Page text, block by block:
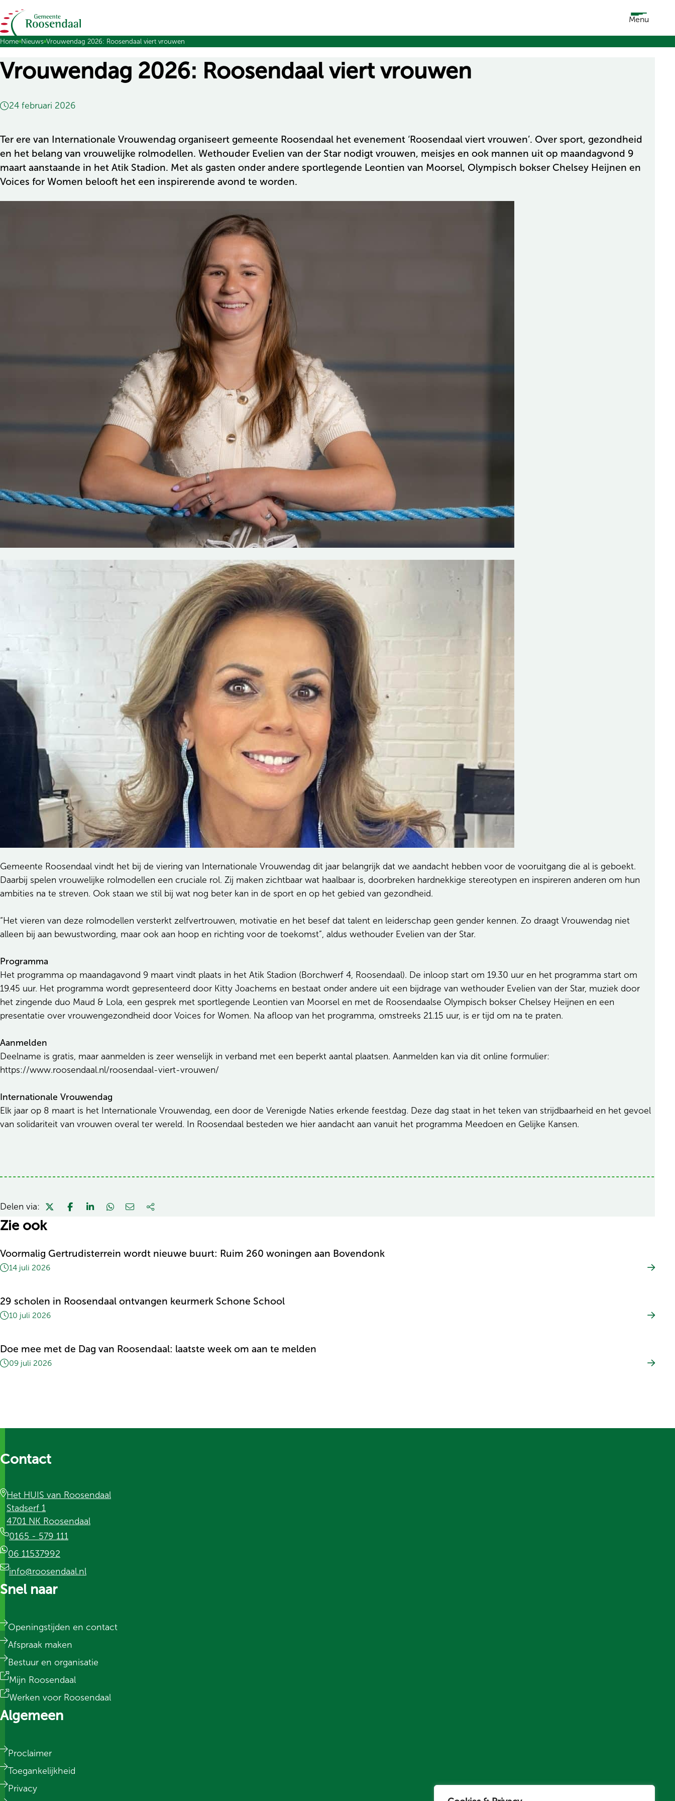
Ga naar de inhoud Menu
Home Nieuws Vrouwendag 2026: Roosendaal viert vrouwen
Vrouwendag 2026: Roosendaal viert vrouwen
24 februari 2026
Ter ere van Internationale Vrouwendag organiseert gemeente Roosendaal het evenement ‘Roosendaal viert vrouwen’. Over sport, gezondheid
en het belang van vrouwelijke rolmodellen. Wethouder Evelien van der Star nodigt vrouwen, meisjes en ook mannen uit op maandagvond 9
maart aanstaande in het Atik Stadion. Met als gasten onder andere sportlegende Leontien van Moorsel, Olympisch bokser Chelsey Heijnen en
Voices for Women belooft het een inspirerende avond te worden.
Gemeente Roosendaal vindt het bij de viering van Internationale Vrouwendag dit jaar belangrijk dat we aandacht hebben voor de vooruitgang die al is geboekt.
Daarbij spelen vrouwelijke rolmodellen een cruciale rol. Zij maken zichtbaar wat haalbaar is, doorbreken hardnekkige stereotypen en inspireren anderen om hun
ambities na te streven. Ook staan we stil bij wat nog beter kan in de sport en op het gebied van gezondheid.
“Het vieren van deze rolmodellen versterkt zelfvertrouwen, motivatie en het besef dat talent en leiderschap geen gender kennen. Zo draagt Vrouwendag niet
alleen bij aan bewustwording, maar ook aan hoop en richting voor de toekomst”, aldus wethouder Evelien van der Star.
Programma
Het programma op maandagavond 9 maart vindt plaats in het Atik Stadion (Borchwerf 4, Roosendaal). De inloop start om 19.30 uur en het programma start om
19.45 uur. Het programma wordt gepresenteerd door Kitty Joachems en bestaat onder andere uit een bijdrage van wethouder Evelien van der Star, muziek door
het zingende duo Maud & Lola, een gesprek met sportlegende Leontien van Moorsel en met de Roosendaalse Olympisch bokser Chelsey Heijnen en een
presentatie over vrouwengezondheid door Voices for Women. Na afloop van het programma, omstreeks 21.15 uur, is er tijd om na te praten.
Aanmelden
Deelname is gratis, maar aanmelden is zeer wenselijk in verband met een beperkt aantal plaatsen. Aanmelden kan via dit online formulier:
https://www.roosendaal.nl/roosendaal-viert-vrouwen/
Internationale Vrouwendag
Elk jaar op 8 maart is het Internationale Vrouwendag, een door de Verenigde Naties erkende feestdag. Deze dag staat in het teken van strijdbaarheid en het gevoel
van solidariteit van vrouwen overal ter wereld. In Roosendaal besteden we hier aandacht aan vanuit het programma Meedoen en Gelijke Kansen.
Delen via:
Zie ook
Voormalig Gertrudisterrein wordt nieuwe buurt: Ruim 260 woningen aan Bovendonk
14 juli 2026
29 scholen in Roosendaal ontvangen keurmerk Schone School
10 juli 2026
Doe mee met de Dag van Roosendaal: laatste week om aan te melden
09 juli 2026
Contact
Het HUIS van Roosendaal
Stadserf 1
4701 NK Roosendaal
0165 - 579 111
06 11537992
info@roosendaal.nl
Snel naar
Openingstijden en contact
Afspraak maken
Bestuur en organisatie
Mijn Roosendaal
Werken voor Roosendaal
Algemeen
Proclaimer
Toegankelijkheid
Privacy